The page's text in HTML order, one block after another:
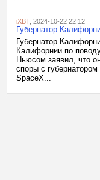
iXBT, 2024-10-22 22:12
Губернатор
Губернатор
Калифорнии по
Ньюсом заявил, что
споры с
SpaceX...